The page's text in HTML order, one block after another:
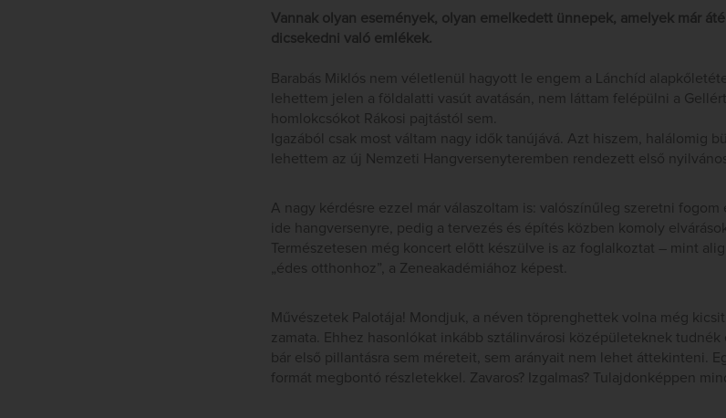
Vannak olyan események, olyan emelkedett ünnepek, amelyek már
dicsekedni való emlékek.
Barabás Miklós nem véletlenül hagyott le engem a Lánchíd
lehettem jelen a földalatti vasút avatásán, nem láttam felépülni a
homlokcsókot Rákosi pajtástól sem.
Igazából csak most váltam nagy idők tanújává. Azt hiszem, halálomig
lehettem az új Nemzeti Hangversenyteremben rendezett első
A nagy kérdésre ezzel már válaszoltam is: valószínűleg szeretni fogom
ide hangversenyre, pedig a tervezés és építés közben komoly
Természetesen még koncert előtt készülve is az foglalkoztat – mint
„édes otthonhoz”, a Zeneakadémiához képest.
Művészetek Palotája! Mondjuk, a néven töprenghettek volna még
zamata. Ehhez hasonlókat inkább sztálinvárosi középületeknek
bár első pillantásra sem méreteit, sem arányait nem lehet áttekinteni.
formát megbontó részletekkel. Zavaros? Izgalmas? Tulajdonképpen